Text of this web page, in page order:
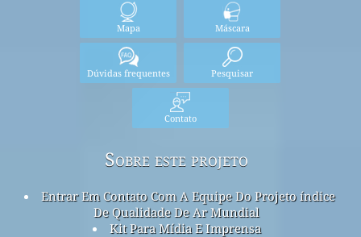
Mapa Máscara
Dúvidas frequentes Pesquisar
Contato
Sobre este projeto
Entrar Em Contato Com A Equipe Do Projeto índice
De Qualidade De Ar Mundial
Kit Para Mídia E Imprensa